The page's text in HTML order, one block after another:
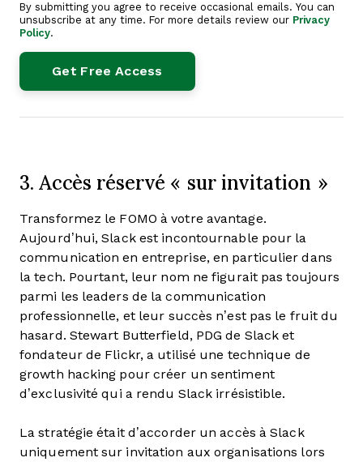
By submitting you agree to receive occasional emails. You can
unsubscribe at any time. For more details review our Privacy
Policy.
3. Accès réservé « sur invitation »
Transformez le FOMO à votre avantage.
Aujourd’hui, Slack est incontournable pour la
communication en entreprise, en particulier dans
la tech. Pourtant, leur nom ne figurait pas toujours
parmi les leaders de la communication
professionnelle, et leur succès n’est pas le fruit du
hasard. Stewart Butterfield, PDG de Slack et
fondateur de Flickr, a utilisé une technique de
growth hacking pour créer un sentiment
d’exclusivité qui a rendu Slack irrésistible.
La stratégie était d’accorder un accès à Slack
uniquement sur invitation aux organisations lors